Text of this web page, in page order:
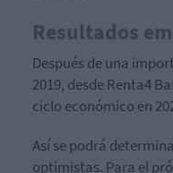
Resultados
Después de una
2019, desde Renta4
ciclo económico en
Así se podrá
optimistas. Para el